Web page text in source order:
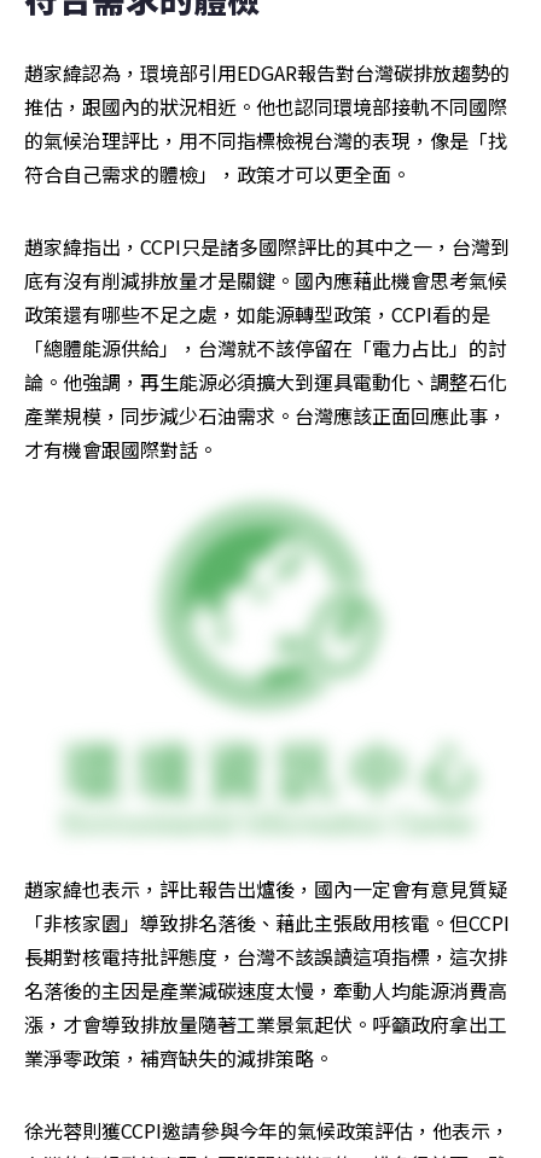
趙家緯認為，環境部引用EDGAR報告對台灣碳排放趨勢的
推估，跟國內的狀況相近。他也認同環境部接軌不同國際
的氣候治理評比，用不同指標檢視台灣的表現，像是「找
符合自己需求的體檢」，政策才可以更全面。
趙家緯指出，CCPI只是諸多國際評比的其中之一，台灣到
底有沒有削減排放量才是關鍵。國內應藉此機會思考氣候
政策還有哪些不足之處，如能源轉型政策，CCPI看的是
「總體能源供給」，台灣就不該停留在「電力占比」的討
論。他強調，再生能源必須擴大到運具電動化、調整石化
產業規模，同步減少石油需求。台灣應該正面回應此事，
才有機會跟國際對話。
趙家緯也表示，評比報告出爐後，國內一定會有意見質疑
「非核家園」導致排名落後、藉此主張啟用核電。但CCPI
長期對核電持批評態度，台灣不該誤讀這項指標，這次排
名落後的主因是產業減碳速度太慢，牽動人均能源消費高
漲，才會導致排放量隨著工業景氣起伏。呼籲政府拿出工
業淨零政策，補齊缺失的減排策略。
徐光蓉則獲CCPI邀請參與今年的氣候政策評估，他表示，